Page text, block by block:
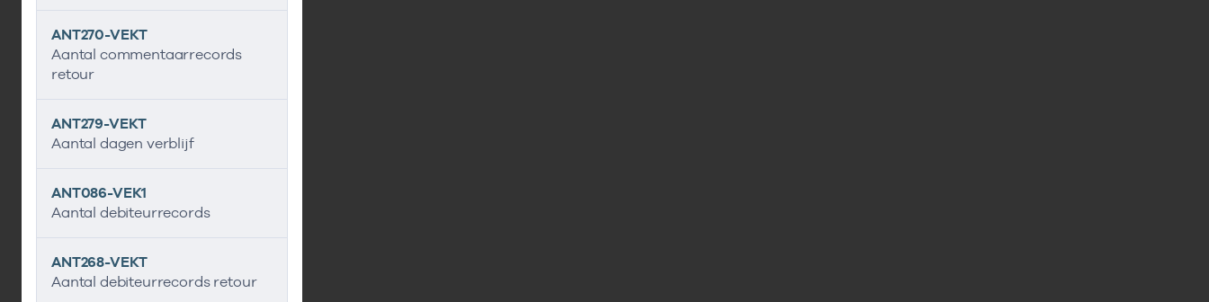
ANT270-VEKT
Aantal commentaarrecords
retour
ANT279-VEKT
Aantal dagen verblijf
ANT086-VEK1
Aantal debiteurrecords
ANT268-VEKT
Aantal debiteurrecords retour